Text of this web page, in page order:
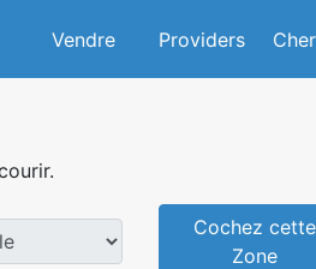
Vendre Providers
Cochez cette
Zone